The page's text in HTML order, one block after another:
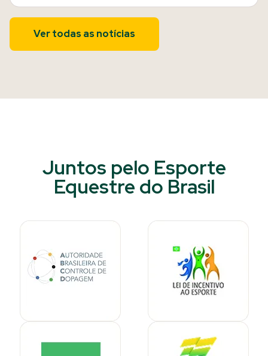
Ver todas as notícias
Juntos pelo Esporte
Equestre do Brasil​